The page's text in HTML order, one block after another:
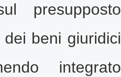
presupposto
beni giuridici
integrato